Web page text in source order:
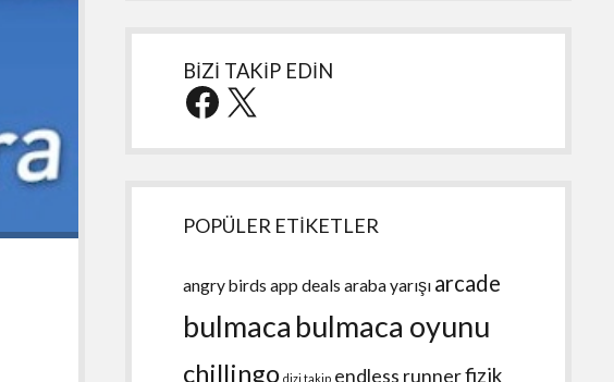
BİZİ TAKİP EDİN
Facebook
X
POPÜLER ETİKETLER
angry birds app deals araba yarışı arcade
bulmaca bulmaca oyunu
chillingo dizi takip endless runnerfizik